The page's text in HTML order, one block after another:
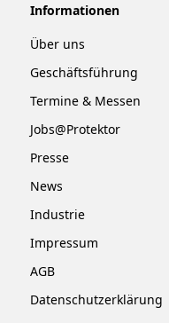
Informationen
Über uns
Geschäftsführung
Termine & Messen
Jobs@Protektor
Presse
News
Industrie
Impressum
AGB
Datenschutzerklärung